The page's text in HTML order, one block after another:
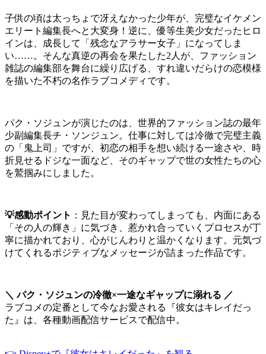
子供の頃は太っちょで冴えなかった少年が、完璧なイケメン
エリート編集長へと大変身！逆に、優等生美少女だったヒロ
インは、成長して「残念なアラサー女子」になってしま
い……。そんな真逆の再会を果たした2人が、ファッション
雑誌の編集部を舞台に繰り広げる、すれ違いだらけの恋模様
を描いた不朽の名作ラブコメディです。
パク・ソジュンが演じたのは、世界的ファッション誌の最年
少副編集長チ・ソンジュン。仕事に対しては冷徹で完璧主義
の「鬼上司」ですが、初恋の相手を想い続ける一途さや、時
折見せるドジな一面など、そのギャップで世の女性たちの心
を鷲掴みにしました。
💡感動ポイント ：見た目が変わってしまっても、内面にある
「その人の輝き」に気づき、惹かれ合っていくプロセスが丁
寧に描かれており、心がじんわりと温かくなります。元気づ
けてくれるポジティブなメッセージが詰まった作品です。
＼ パク・ソジュンの冷徹×一途なギャップに溺れる ／
ラブコメの定番として今なお愛される『彼女はキレイだっ
た』は、各種動画配信サービスで配信中。